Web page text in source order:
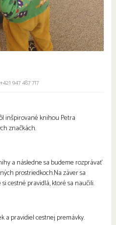
+421 947 487 717
inšpirované knihou Petra
značkách.
a následne sa budeme rozprávať
prostriedkoch.Na záver sa
cestné pravidlá, ktoré sa naučili.
a pravidiel cestnej premávky.